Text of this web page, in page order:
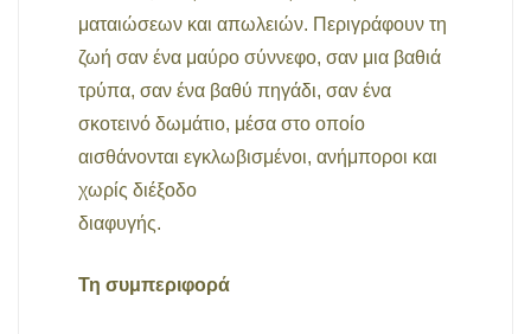
ματαιώσεων και απωλειών. Περιγράφουν τη
ζωή σαν ένα μαύρο σύννεφο, σαν μια βαθιά
τρύπα, σαν ένα βαθύ πηγάδι, σαν ένα
σκοτεινό δωμάτιο, μέσα στο οποίο
αισθάνονται εγκλωβισμένοι, ανήμποροι και
χωρίς διέξοδο
διαφυγής.
Τη συμπεριφορά